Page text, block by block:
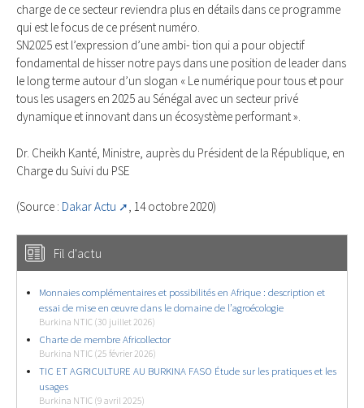
charge de ce secteur reviendra plus en détails dans ce programme
qui est le focus de ce présent numéro.
SN2025 est l’expression d’une ambi- tion qui a pour objectif
fondamental de hisser notre pays dans une position de leader dans
le long terme autour d’un slogan « Le numérique pour tous et pour
tous les usagers en 2025 au Sénégal avec un secteur privé
dynamique et innovant dans un écosystème performant ».
Dr. Cheikh Kanté, Ministre, auprès du Président de la République, en
Charge du Suivi du PSE
(Source : Dakar Actu , 14 octobre 2020)
Fil d'actu
Monnaies complémentaires et possibilités en Afrique : description et
essai de mise en œuvre dans le domaine de l’agroécologie
Burkina NTIC (30 juillet 2026)
Charte de membre Africollector
Burkina NTIC (25 février 2026)
TIC ET AGRICULTURE AU BURKINA FASO Étude sur les pratiques et les
usages
Burkina NTIC (9 avril 2025)